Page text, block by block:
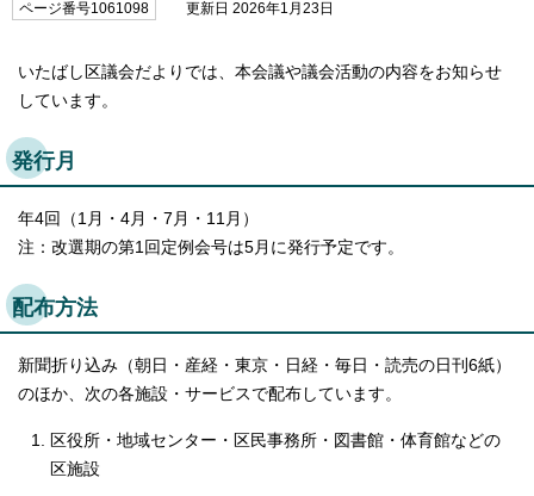
ページ番号1061098 更新日 2026年1月23日
いたばし区議会だよりでは、本会議や議会活動の内容をお知らせ
しています。
発行月
年4回（1月・4月・7月・11月）
注：改選期の第1回定例会号は5月に発行予定です。
配布方法
新聞折り込み（朝日・産経・東京・日経・毎日・読売の日刊6紙）
のほか、次の各施設・サービスで配布しています。
区役所・地域センター・区民事務所・図書館・体育館などの
区施設